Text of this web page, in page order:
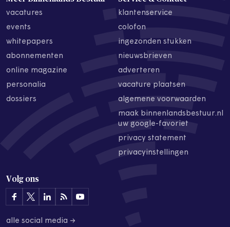
vacatures
events
whitepapers
abonnementen
online magazine
personalia
dossiers
klantenservice
colofon
ingezonden stukken
nieuwsbrieven
adverteren
vacature plaatsen
algemene voorwaarden
maak binnenlandsbestuur.nl
uw google-favoriet
privacy statement
privacyinstellingen
Volg ons
alle social media →